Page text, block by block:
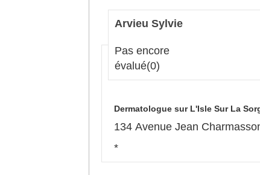
Arvieu Sylvie
Pas encore
évalué(0)
Dermatologue sur L'Isle Sur La
134 Avenue Jean
*